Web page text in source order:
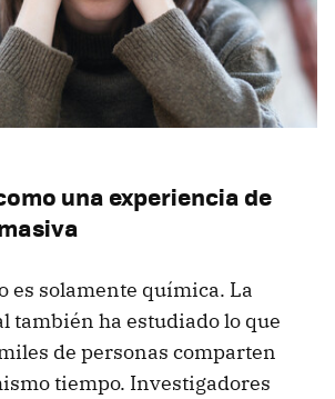
una experiencia de
es solamente química. La
también ha estudiado lo que
de personas comparten
tiempo. Investigadores